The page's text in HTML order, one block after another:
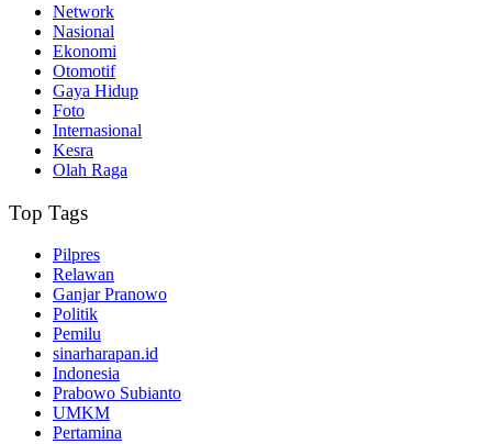
Network
Nasional
Ekonomi
Otomotif
Gaya Hidup
Foto
Internasional
Kesra
Olah Raga
Top Tags
Pilpres
Relawan
Ganjar Pranowo
Politik
Pemilu
sinarharapan.id
Indonesia
Prabowo Subianto
UMKM
Pertamina